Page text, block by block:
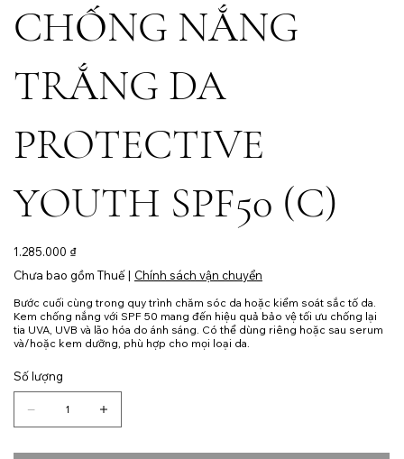
CHỐNG NẮNG
TRẮNG DA
PROTECTIVE
YOUTH SPF50 (C)
Giá
1.285.000 ₫
Chưa bao gồm Thuế | Chính sách vận chuyển
Bước cuối cùng trong quy trình chăm sóc da hoặc kiểm soát sắc tố da.
Kem chống nắng với SPF 50 mang đến hiệu quả bảo vệ tối ưu chống lại
tia UVA, UVB và lão hóa do ánh sáng. Có thể dùng riêng hoặc sau serum
và/hoặc kem dưỡng, phù hợp cho mọi loại da.
Số lượng